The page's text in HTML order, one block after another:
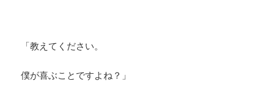
「教えてください。
僕が喜ぶことですよね？」